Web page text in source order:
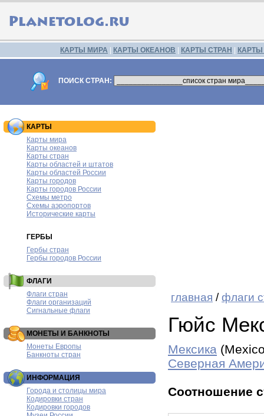
КАРТЫ МИРА КАРТЫ ОКЕАНОВ КАРТЫ СТРАН
ПОИСК СТРАН:
КАРТЫ
Карты мира
Карты океанов
Карты стран
Карты областей и штатов
Карты областей России
Карты городов
Карты городов России
Схемы метро
Схемы аэропортов
Исторические карты
ГЕРБЫ
Гербы стран
Гербы городов России
ФЛАГИ
Флаги стран
Флаги организаций
Сигнальные флаги
МОНЕТЫ И БАНКНОТЫ
Монеты Европы
Банкноты стран
ИНФОРМАЦИЯ
Города и столицы мира
Кодировки стран
Кодировки городов
главная /флаги
Гюйс
Мексика
Северная
Соотношение